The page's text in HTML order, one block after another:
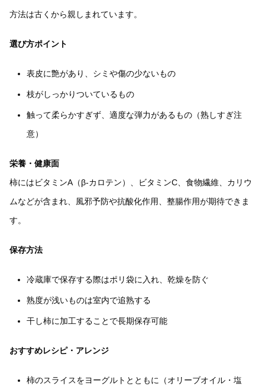
方法は古くから親しまれています。
選び方ポイント
表皮に艶があり、シミや傷の少ないもの
枝がしっかりついているもの
触って柔らかすぎず、適度な弾力があるもの（熟しすぎ注
意）
栄養・健康面
柿にはビタミンA（β-カロテン）、ビタミンC、食物繊維、カリウ
ムなどが含まれ、風邪予防や抗酸化作用、整腸作用が期待できま
す。
保存方法
冷蔵庫で保存する際はポリ袋に入れ、乾燥を防ぐ
熟度が浅いものは室内で追熟する
干し柿に加工することで長期保存可能
おすすめレシピ・アレンジ
柿のスライスをヨーグルトとともに（オリーブオイル・塩